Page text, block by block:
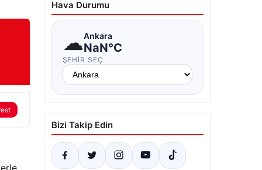
Hava Durumu
☁Ankara
NaN°C
ŞEHIR SEÇ
Bizi Takip Edin